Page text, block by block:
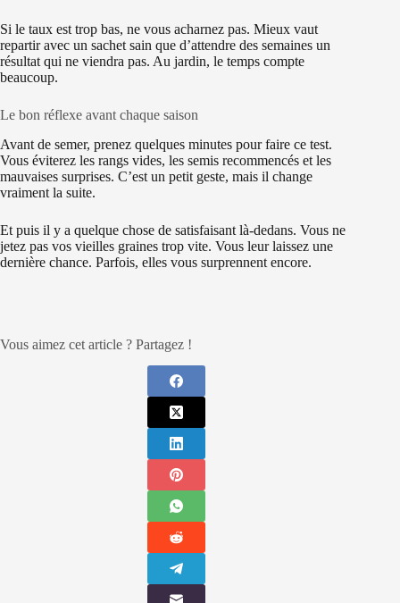
Si le taux est trop bas, ne vous acharnez pas. Mieux vaut
repartir avec un sachet sain que d’attendre des semaines un
résultat qui ne viendra pas. Au jardin, le temps compte
beaucoup.
Le bon réflexe avant chaque saison
Avant de semer, prenez quelques minutes pour faire ce test.
Vous éviterez les rangs vides, les semis recommencés et les
mauvaises surprises. C’est un petit geste, mais il change
vraiment la suite.
Et puis il y a quelque chose de satisfaisant là-dedans. Vous ne
jetez pas vos vieilles graines trop vite. Vous leur laissez une
dernière chance. Parfois, elles vous surprennent encore.
Vous aimez cet article ? Partagez !